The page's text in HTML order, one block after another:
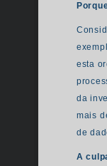
esta
da
mais
de
A